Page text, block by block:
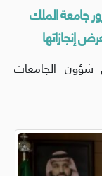
جامعة الملك
إنجازاتها
شؤون الجامعات